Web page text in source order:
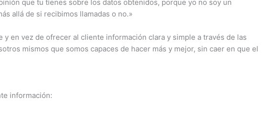
que tu tienes sobre los datos obtenidos, porque yo no soy un
allá de si recibimos llamadas o no.»
en vez de ofrecer al cliente información clara y simple a través de las
mismos que somos capaces de hacer más y mejor, sin caer en que el
información: